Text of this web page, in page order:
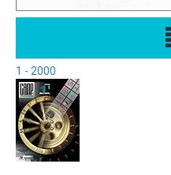
1 - 2000